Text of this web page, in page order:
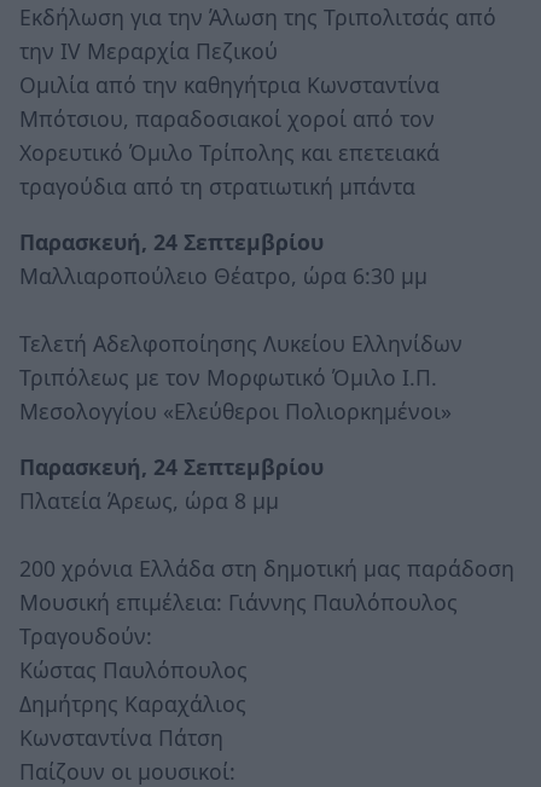
Εκδήλωση για την Άλωση της Τριπολιτσάς από
την IV Μεραρχία Πεζικού
Ομιλία από την καθηγήτρια Κωνσταντίνα
Μπότσιου, παραδοσιακοί χοροί από τον
Χορευτικό Όμιλο Τρίπολης και επετειακά
τραγούδια από τη στρατιωτική μπάντα
Παρασκευή, 24 Σεπτεμβρίου
Μαλλιαροπούλειο Θέατρο, ώρα 6:30 μμ
Τελετή Αδελφοποίησης Λυκείου Ελληνίδων
Τριπόλεως με τον Μορφωτικό Όμιλο Ι.Π.
Μεσολογγίου «Ελεύθεροι Πολιορκημένοι»
Παρασκευή, 24 Σεπτεμβρίου
Πλατεία Άρεως, ώρα 8 μμ
200 χρόνια Ελλάδα στη δημοτική μας παράδοση
Μουσική επιμέλεια: Γιάννης Παυλόπουλος
Τραγουδούν:
Κώστας Παυλόπουλος
Δημήτρης Καραχάλιος
Κωνσταντίνα Πάτση
Παίζουν οι μουσικοί: